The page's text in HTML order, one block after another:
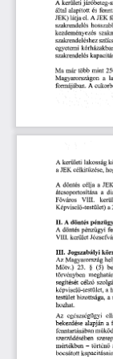
A kerületi járóbeteg-
által alapított és
JEK) látjael. A JEK
szakrendelés
kezdeményezés
szakrendeléshez
egyetemi
szakrendelés
Ma már több mint
Magyarországon a
formájában. A
A kerületi lakosság
a JEK célkitűzése,
A döntés célja a JEK
átcsoportosítása a
Főváros
VIII.
Képviselő-testület) a
II. A döntés
A döntés pénzügyi
VIII. kerület
III. Jogszabályi
Az Magyarország
Mötv.) 23. § (5)
törvényben
segítését célzó
képviselő-testület, a
testület bizottsága, a
hozhat.
Az egészségügyi
bekezdése alapján a
fenntartásában
szerződésében
mértékben - történő
bocsátott